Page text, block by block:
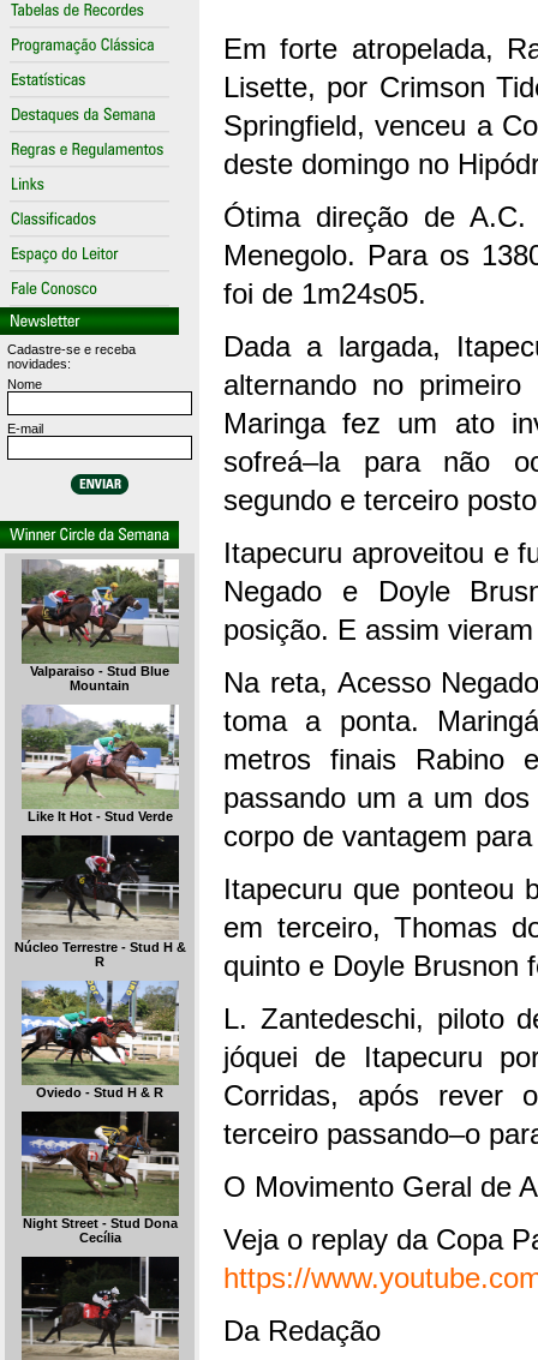
Cadastre-se e receba
novidades:
Nome
E-mail
Valparaiso - Stud Blue
Mountain
Like It Hot - Stud Verde
Núcleo Terrestre - Stud H &
R
Oviedo - Stud H & R
Night Street - Stud Dona
Cecília
Em forte atropelada,
Lisette, por Crimson
Springfield, venceu a
deste domingo no
Ótima direção de
Menegolo. Para os
foi de 1m24s05.
Dada a largada,
alternando no
Maringa fez um ato
sofreá–la para não
segundo e terceiro
Itapecuru aproveitou e
Negado e Doyle
posição. E assim
Na reta, Acesso
toma a ponta.
metros finais Rabino
passando um a um
corpo de vantagem
Itapecuru que ponteou
em terceiro, Thomas
quinto e Doyle Brusnon
L. Zantedeschi, piloto
jóquei de Itapecuru
Corridas, após rever
terceiro passando–o
O Movimento Geral de
Veja o replay da Copa
https://
Da Redação